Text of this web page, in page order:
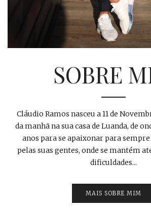
SOBRE
Cláudio Ramos nasceu a 11 de
da manhã na sua casa de Luanda, de
anos para se apaixonar para
pelas suas gentes, onde se mantém
dificuldades...
MAIS SOBRE MIM